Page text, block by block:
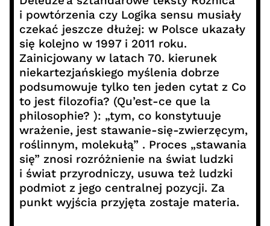
i powtórzenia czy Logika sensu musiały
czekać jeszcze dłużej: w Polsce ukazały
się kolejno w 1997 i 2011 roku.
Zainicjowany w latach 70. kierunek
niekartezjańskiego myślenia dobrze
podsumowuje tylko ten jeden cytat z Co
to jest filozofia? (Qu’est-ce que la
philosophie? ): „tym, co konstytuuje
wrażenie, jest stawanie-się-zwierzęcym,
roślinnym, molekułą” . Proces „stawania
się” znosi rozróżnienie na świat ludzki
i świat przyrodniczy, usuwa też ludzki
podmiot z jego centralnej pozycji. Za
punkt wyjścia przyjęta zostaje materia.